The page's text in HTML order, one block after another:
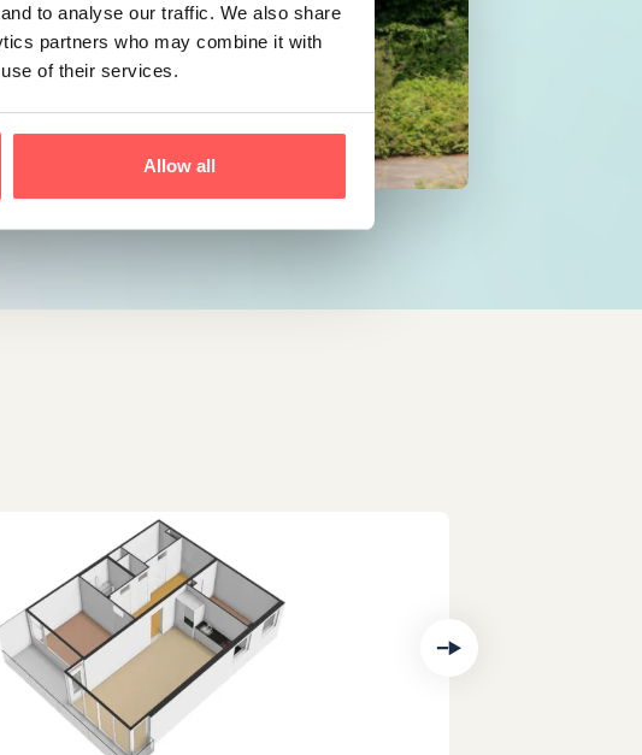
to analyse our traffic. We also share
partners who may combine it with
of their services.
Allow all